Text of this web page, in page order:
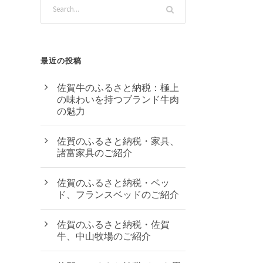
最近の投稿
佐賀牛のふるさと納税：極上
の味わいを持つブランド牛肉
の魅力
佐賀のふるさと納税・家具、
諸富家具のご紹介
佐賀のふるさと納税・ベッ
ド、フランスベッドのご紹介
佐賀のふるさと納税・佐賀
牛、中山牧場のご紹介